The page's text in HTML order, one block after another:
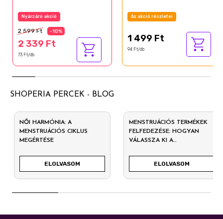
Nyárzáró akció
2 599 Ft -10%
2 339 Ft
73 Ft/db
Az akció részletei
1 499 Ft
94 Ft/db
SHOPERIA PERCEK - BLOG
NŐI HARMÓNIA: A
MENSTRUÁCIÓS CIKLUS
MEGÉRTÉSE
ELOLVASOM
MENSTRUÁCIÓS TERMÉKEK
FELFEDEZÉSE: HOGYAN
VÁLASSZA KI A
TERMÉKET?
ELOLVASOM